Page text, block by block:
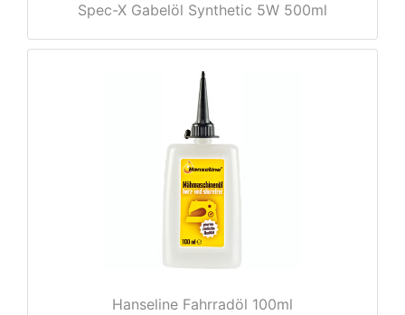
Spec-X Gabelöl Synthetic 5W 500ml
Hanseline Fahrradöl 100ml